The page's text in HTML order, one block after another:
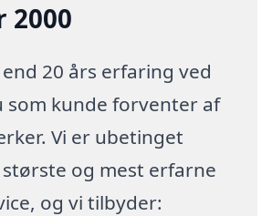
2000
20 års erfaring ved
som kunde forventer af
Vi er ubetinget
og mest erfarne
og vi tilbyder: